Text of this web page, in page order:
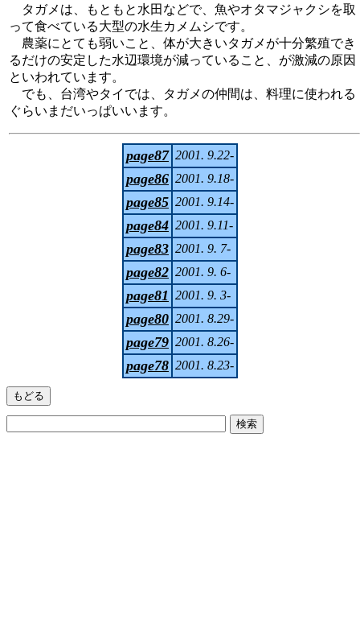
タガメは、もともと水田などで、魚やオタマジャクシを取
って食べている大型の水生カメムシです。
農薬にとても弱いこと、体が大きいタガメが十分繁殖でき
るだけの安定した水辺環境が減っていること、が激減の原因
といわれています。
でも、台湾やタイでは、タガメの仲間は、料理に使われる
ぐらいまだいっぱいいます。
page87 2001. 9.22-
page86 2001. 9.18-
page85 2001. 9.14-
page84 2001. 9.11-
page83 2001. 9. 7-
page82 2001. 9. 6-
page81 2001. 9. 3-
page80 2001. 8.29-
page79 2001. 8.26-
page78 2001. 8.23-